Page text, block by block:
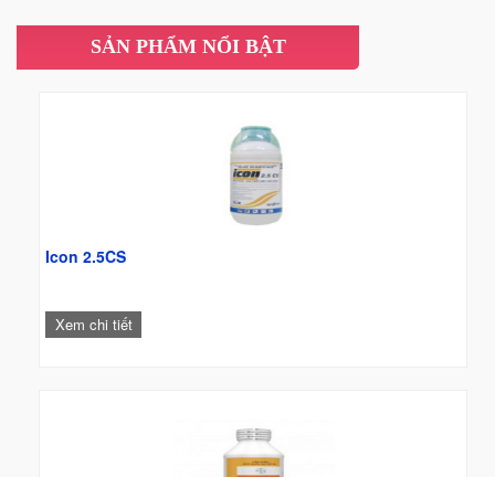
SẢN PHẨM NỔI BẬT
Icon 2.5CS
Xem chi tiết